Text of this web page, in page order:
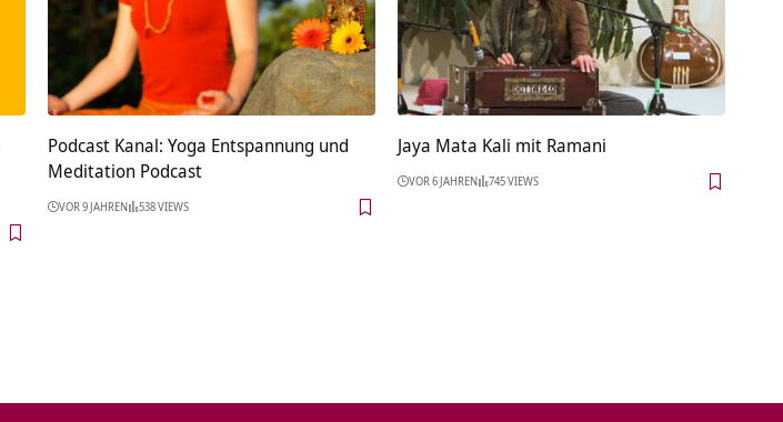
Podcast Kanal: Yoga Entspannung und
Meditation Podcast
VOR 9 JAHREN 538 VIEWS
Jaya Mata Kali mit Ramani
VOR 6 JAHREN 745 VIEWS